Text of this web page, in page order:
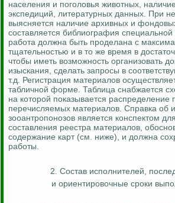
населения и поголовья животных,
экспедиций, литературных данных. При
выясняется наличие архивных и
составляется библиография
работа должна быть проделана с
тщательностью и в то же время в
чтобы иметь возможность организовать
изыскания, сделать запросы в
т.д. Регистрация материалов
табличной форме. Таблица снабжается
на которой показывается распределение
перечисляемых материалов. Справка об
зооантропонозов является конспектом
составления реестра материалов,
содержание карт (см. ниже), и должна
работы.
2. Состав исполнителей,
и ориентировочные сроки